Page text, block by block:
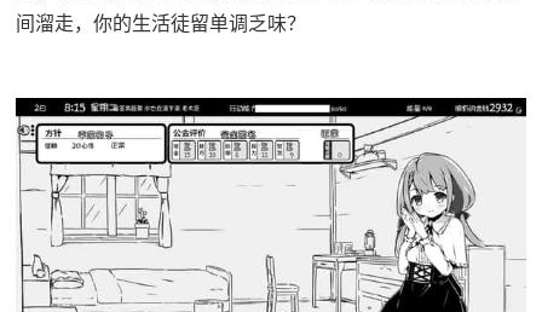
间溜走，你的生活徒留单调乏味？